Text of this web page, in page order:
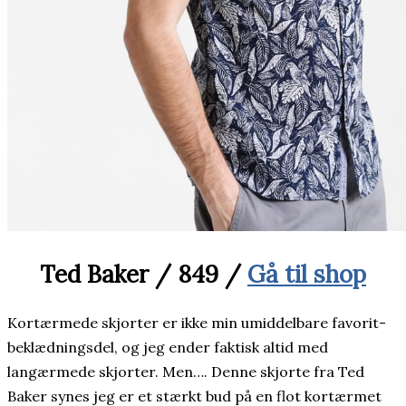
Ted Baker / 849 / Gå til shop
Kortærmede skjorter er ikke min umiddelbare favorit-
beklædningsdel, og jeg ender faktisk altid med
langærmede skjorter. Men…. Denne skjorte fra Ted
Baker synes jeg er et stærkt bud på en flot kortærmet